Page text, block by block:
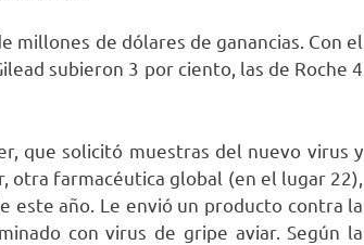
millones de dólares de ganancias. Con el
subieron 3 por ciento, las de Roche 4
que solicitó muestras del nuevo virus y
otra farmacéutica global (en el lugar 22),
este año. Le envió un producto contra la
con virus de gripe aviar. Según la